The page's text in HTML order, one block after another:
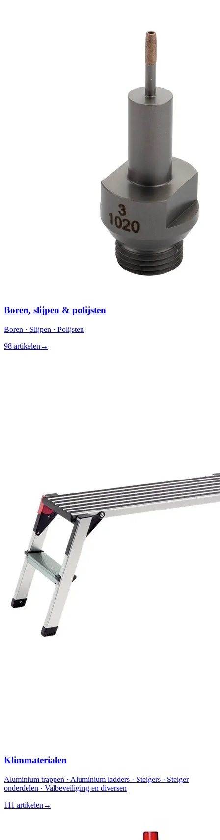
Boren, slijpen & polijsten
Boren · Slijpen · Polijsten
98 artikelen →
Klimmaterialen
Aluminium trappen · Aluminium ladders · Steigers · Steiger
onderdelen · Valbeveiliging en diversen
111 artikelen →